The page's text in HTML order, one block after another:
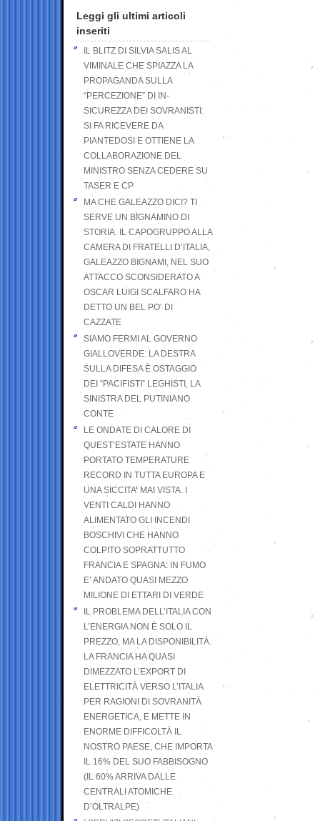
Leggi gli ultimi articoli
inseriti
IL BLITZ DI SILVIA SALIS AL
VIMINALE CHE SPIAZZA LA
PROPAGANDA SULLA
“PERCEZIONE” DI IN-
SICUREZZA DEI SOVRANISTI:
SI FA RICEVERE DA
PIANTEDOSI E OTTIENE LA
COLLABORAZIONE DEL
MINISTRO SENZA CEDERE SU
TASER E CP
MA CHE GALEAZZO DICI? TI
SERVE UN BIGNAMINO DI
STORIA. IL CAPOGRUPPO ALLA
CAMERA DI FRATELLI D’ITALIA,
GALEAZZO BIGNAMI, NEL SUO
ATTACCO SCONSIDERATO A
OSCAR LUIGI SCALFARO HA
DETTO UN BEL PO’ DI
CAZZATE
SIAMO FERMI AL GOVERNO
GIALLOVERDE: LA DESTRA
SULLA DIFESA È OSTAGGIO
DEI “PACIFISTI” LEGHISTI, LA
SINISTRA DEL PUTINIANO
CONTE
LE ONDATE DI CALORE DI
QUEST’ESTATE HANNO
PORTATO TEMPERATURE
RECORD IN TUTTA EUROPA E
UNA SICCITA’ MAI VISTA. I
VENTI CALDI HANNO
ALIMENTATO GLI INCENDI
BOSCHIVI CHE HANNO
COLPITO SOPRATTUTTO
FRANCIA E SPAGNA: IN FUMO
E’ ANDATO QUASI MEZZO
MILIONE DI ETTARI DI VERDE
IL PROBLEMA DELL’ITALIA CON
L’ENERGIA NON È SOLO IL
PREZZO, MA LA DISPONIBILITÀ.
LA FRANCIA HA QUASI
DIMEZZATO L’EXPORT DI
ELETTRICITÀ VERSO L’ITALIA
PER RAGIONI DI SOVRANITÀ
ENERGETICA, E METTE IN
ENORME DIFFICOLTÀ IL
NOSTRO PAESE, CHE IMPORTA
IL 16% DEL SUO FABBISOGNO
(IL 60% ARRIVA DALLE
CENTRALI ATOMICHE
D’OLTRALPE)